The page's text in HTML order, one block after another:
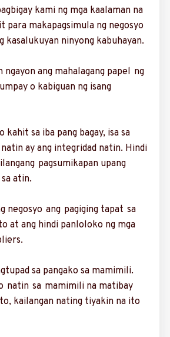
kami ng mga kaala­man na
para makapagsimula ng negosyo
kasalukuyan ninyong kabuhayan.
ang mahalagang papel ng
o kabiguan ng isang
kahit sa iba pang bagay, isa sa
ay ang integridad natin. Hindi
­pagsumikapan upang
atin.
negosyo ang pagiging ta­pat sa
at ang hindi panlo­loko ng mga
sa pangako sa mamimili.
natin sa mami­mili na matibay
kailangan na­ting tiyakin na ito